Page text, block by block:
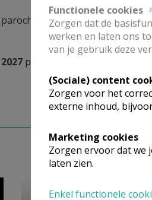
Stefaan
2027 plaats op
Functionele cookies
Zorgen dat de
werken en laten ons
van je gebruik deze
(Sociale) content
Zorgen voor het
externe inhoud,
Marketing cookies
Zorgen ervoor dat we
laten zien.
Enkel functionele